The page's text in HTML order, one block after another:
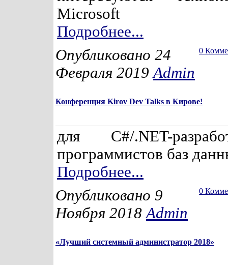
Microsoft
Подробнее...
0
Опубликовано 24
Февраля 2019Admin
Конференция Kirov Dev Talks в Кирове!
для C#/.NET-
программистов баз
Подробнее...
0
Опубликовано 9
Ноября 2018Admin
«Лучший системный администратор 2018»